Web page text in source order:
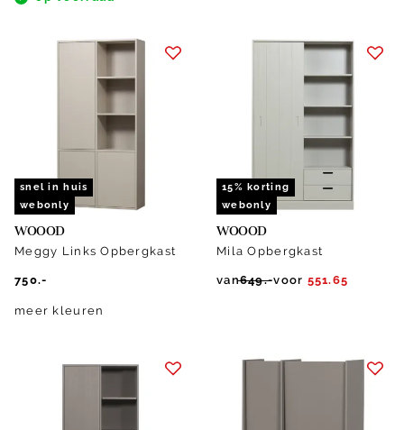
snel in huis
webonly
WOOOD
Meggy Links Opbergkast
750.-
meer kleuren
15% korting
webonly
WOOOD
Mila Opbergkast
van649.-voor 551.65